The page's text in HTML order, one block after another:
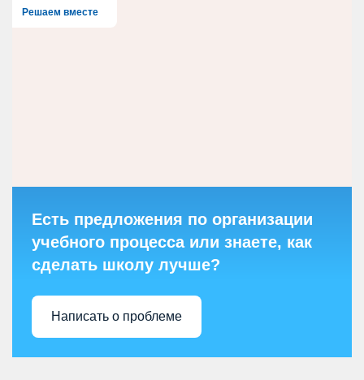
Решаем вместе
Есть предложения по организации
учебного процесса или знаете, как
сделать школу лучше?
Написать о проблеме